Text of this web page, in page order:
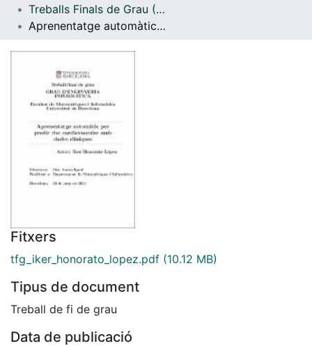
Com publicar
Treballs Finals de Grau (TFG) - Enginyeria Informàtica
Aprenentatge automàtic per predir risc cardiovascular amb dades clíniques
Fitxers
tfg_iker_honorato_lopez.pdf (10.12 MB)
Tipus de document
Treball de fi de grau
Data de publicació